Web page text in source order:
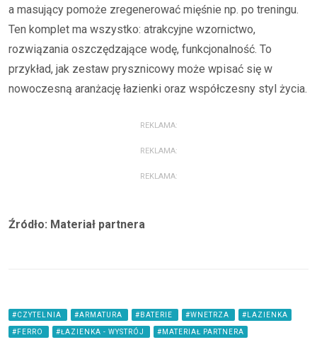
a masujący pomoże zregenerować mięśnie np. po treningu.
Ten komplet ma wszystko: atrakcyjne wzornictwo,
rozwiązania oszczędzające wodę, funkcjonalność. To
przykład, jak zestaw prysznicowy może wpisać się w
nowoczesną aranżację łazienki oraz współczesny styl życia.
REKLAMA:
REKLAMA:
REKLAMA:
Źródło: Materiał partnera
#CZYTELNIA #ARMATURA #BATERIE #WNETRZA #LAZIENKA
#FERRO #ŁAZIENKA - WYSTRÓJ #MATERIAŁ PARTNERA